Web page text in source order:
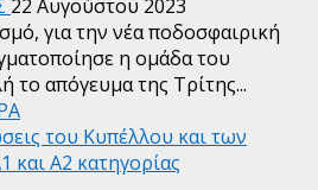
22 Αυγούστου 2023
για την νέα ποδοσφαιρική
η ομάδα του
το απόγευμα της Τρίτης...
του Κυπέλλου και των
Α2 κατηγορίας